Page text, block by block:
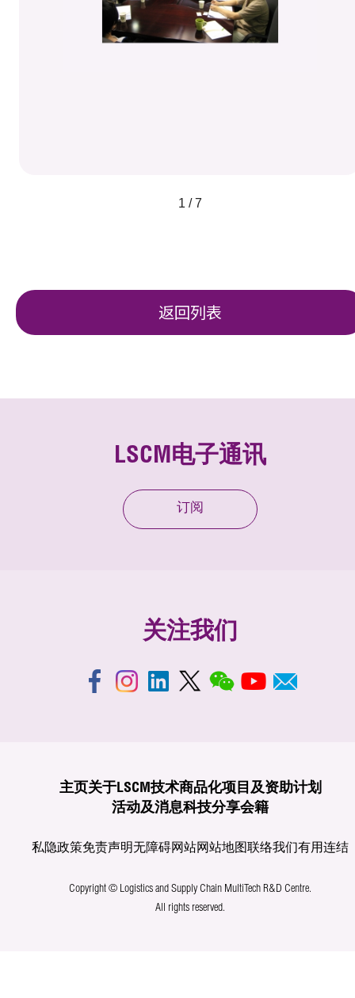
1 / 7
返回列表
LSCM电子通讯
订阅
关注我们
主页关于LSCM技术商品化项目及资助计划
活动及消息科技分享会籍
私隐政策免责声明无障碍网站网站地图联络我们有用连结
Copyright © Logistics and Supply Chain MultiTech R&D Centre.
All rights reserved.